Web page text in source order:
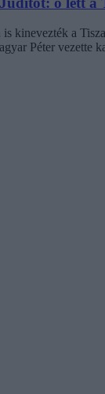
kinevezték a
Péter vezette